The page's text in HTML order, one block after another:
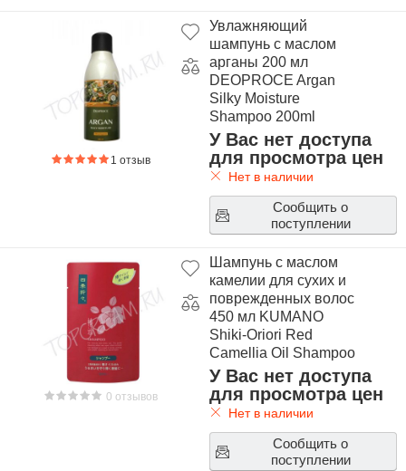
1 отзыв
Увлажняющий
шампунь с маслом
арганы 200 мл
DEOPROCE Argan
Silky Moisture
Shampoo 200ml
У Вас нет доступа
для просмотра цен
Нет в наличии
Сообщить о
поступлении
0 отзывов
Шампунь с маслом
камелии для сухих и
поврежденных волос
450 мл KUMANO
Shiki-Oriori Red
Camellia Oil Shampoo
450ml
У Вас нет доступа
для просмотра цен
Нет в наличии
Сообщить о
поступлении